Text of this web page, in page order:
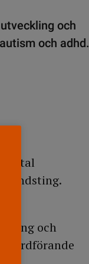
och
och adhd.
landsting.
och
ordförande